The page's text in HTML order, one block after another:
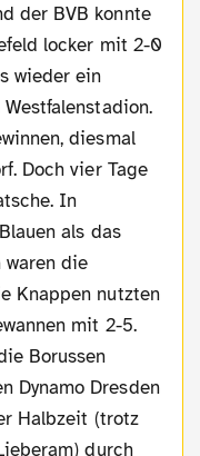
der BVB konnte
locker mit 2-0
wieder ein
diesmal
Doch vier Tage
In
als das
waren die
Knappen nutzten
mit 2-5.
Borussen
Dynamo Dresden
Halbzeit (trotz
durch